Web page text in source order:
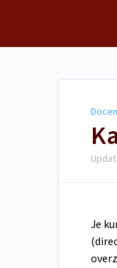
Je